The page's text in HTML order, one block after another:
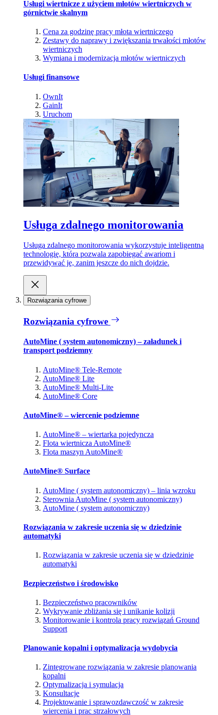
Usługi wiertnicze z użyciem młotów wiertniczych w
górnictwie skalnym
Cena za godzinę pracy młota wiertniczego
Zestawy do naprawy i zwiększania trwałości młotów
wiertniczych
Wymiana i modernizacja młotów wiertniczych
Usługi finansowe
OwnIt
GainIt
Uruchom
Usługa zdalnego monitorowania
Usługa zdalnego monitorowania wykorzystuje inteligentną
technologię, która pozwala zapobiegać awariom i
przewidywać je, zanim jeszcze do nich dojdzie.
Rozwiązania cyfrowe
Rozwiązania cyfrowe
AutoMine ( system autonomiczny) – załadunek i
transport podziemny
AutoMine® Tele-Remote
AutoMine® Lite
AutoMine® Multi-Lite
AutoMine® Core
AutoMine® – wiercenie podziemne
AutoMine® – wiertarka pojedyncza
Flota wiertnicza AutoMine®
Flota maszyn AutoMine®
AutoMine® Surface
AutoMine ( system autonomiczny) – linia wzroku
Sterownia AutoMine ( system autonomiczny)
AutoMine ( system autonomiczny)
Rozwiązania w zakresie uczenia się w dziedzinie
automatyki
Rozwiązania w zakresie uczenia się w dziedzinie
automatyki
Bezpieczeństwo i środowisko
Bezpieczeństwo pracowników
Wykrywanie zbliżania się i unikanie kolizji
Monitorowanie i kontrola pracy rozwiązań Ground
Support
Planowanie kopalni i optymalizacja wydobycia
Zintegrowane rozwiązania w zakresie planowania
kopalni
Optymalizacja i symulacja
Konsultacje
Projektowanie i sprawozdawczość w zakresie
wiercenia i prac strzałowych